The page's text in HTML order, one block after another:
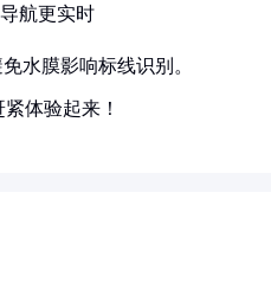
航更实时
水膜影响标线识别。
体验起来！